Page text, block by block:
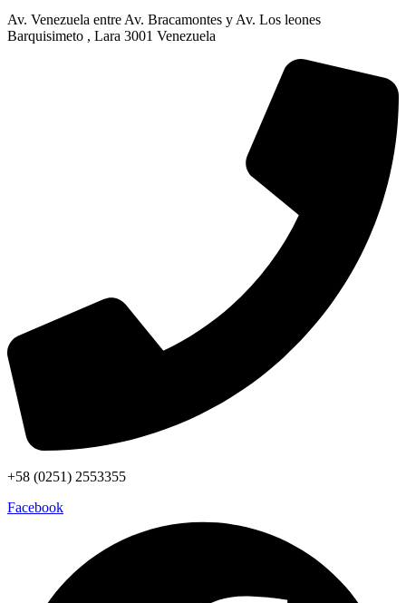
Av. Venezuela entre Av. Bracamontes y Av. Los leones
Barquisimeto , Lara 3001 Venezuela
+58 (0251) 2553355
Facebook